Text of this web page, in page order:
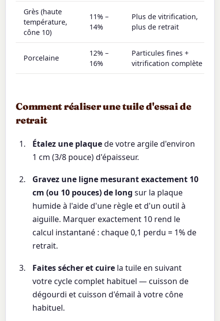
Grès (haute
température,
cône 10)
11% –
14%
Plus de vitrification,
plus de retrait
Porcelaine
12% –
16%
Particules fines +
vitrification complète
Comment réaliser une tuile d'essai de
retrait
Étalez une plaquede votre argile d'environ
1 cm (3/8 pouce) d'épaisseur.
Gravez une ligne mesurant exactement 10
cm (ou 10 pouces) de long sur la plaque
humide à l'aide d'une règle et d'un outil à
aiguille. Marquer exactement 10 rend le
calcul instantané : chaque 0,1 perdu = 1% de
retrait.
Faites sécher et cuire la tuile en suivant
votre cycle complet habituel — cuisson de
dégourdi et cuisson d'émail à votre cône
habituel.